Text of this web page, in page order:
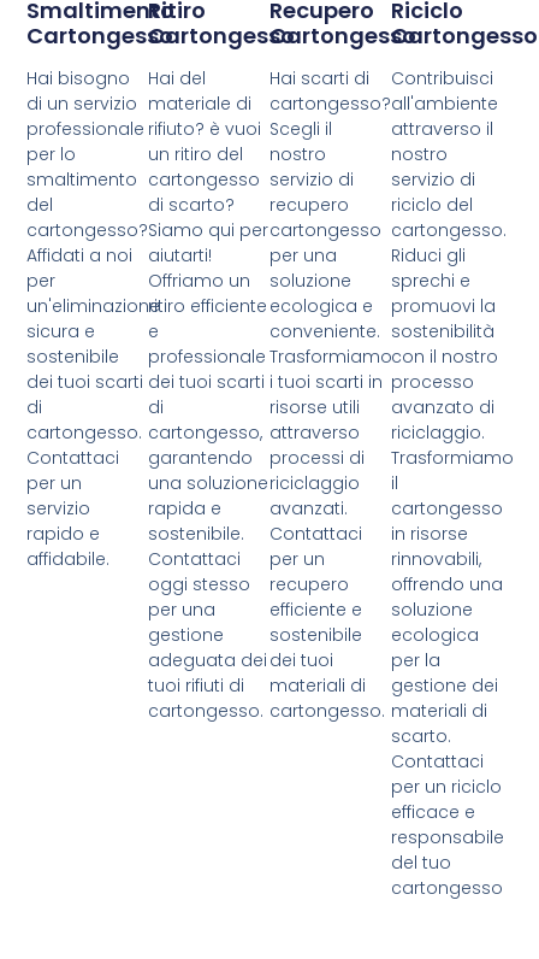
Smaltimento
Cartongesso
Hai bisogno
di un servizio
professionale
per lo
smaltimento
del
cartongesso?
Affidati a noi
per
un'eliminazione
sicura e
sostenibile
dei tuoi scarti
di
cartongesso.
Contattaci
per un
servizio
rapido e
affidabile.
Ritiro
Cartongesso
Hai del
materiale di
rifiuto? è vuoi
un ritiro del
cartongesso
di scarto?
Siamo qui per
aiutarti!
Offriamo un
ritiro efficiente
e
professionale
dei tuoi scarti
di
cartongesso,
garantendo
una soluzione
rapida e
sostenibile.
Contattaci
oggi stesso
per una
gestione
adeguata dei
tuoi rifiuti di
cartongesso.
Recupero
Cartongesso
Hai scarti di
cartongesso?
Scegli il
nostro
servizio di
recupero
cartongesso
per una
soluzione
ecologica e
conveniente.
Trasformiamo
i tuoi scarti in
risorse utili
attraverso
processi di
riciclaggio
avanzati.
Contattaci
per un
recupero
efficiente e
sostenibile
dei tuoi
materiali di
cartongesso.
Riciclo
Cartongesso
Contribuisci
all'ambiente
attraverso il
nostro
servizio di
riciclo del
cartongesso.
Riduci gli
sprechi e
promuovi la
sostenibilità
con il nostro
processo
avanzato di
riciclaggio.
Trasformiamo
il
cartongesso
in risorse
rinnovabili,
offrendo una
soluzione
ecologica
per la
gestione dei
materiali di
scarto.
Contattaci
per un riciclo
efficace e
responsabile
del tuo
cartongesso